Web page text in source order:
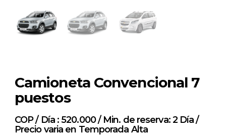
Camioneta Convencional 7
puestos
COP / Día : 520.000 / Min. de reserva: 2 Día /
Precio varia en Temporada Alta